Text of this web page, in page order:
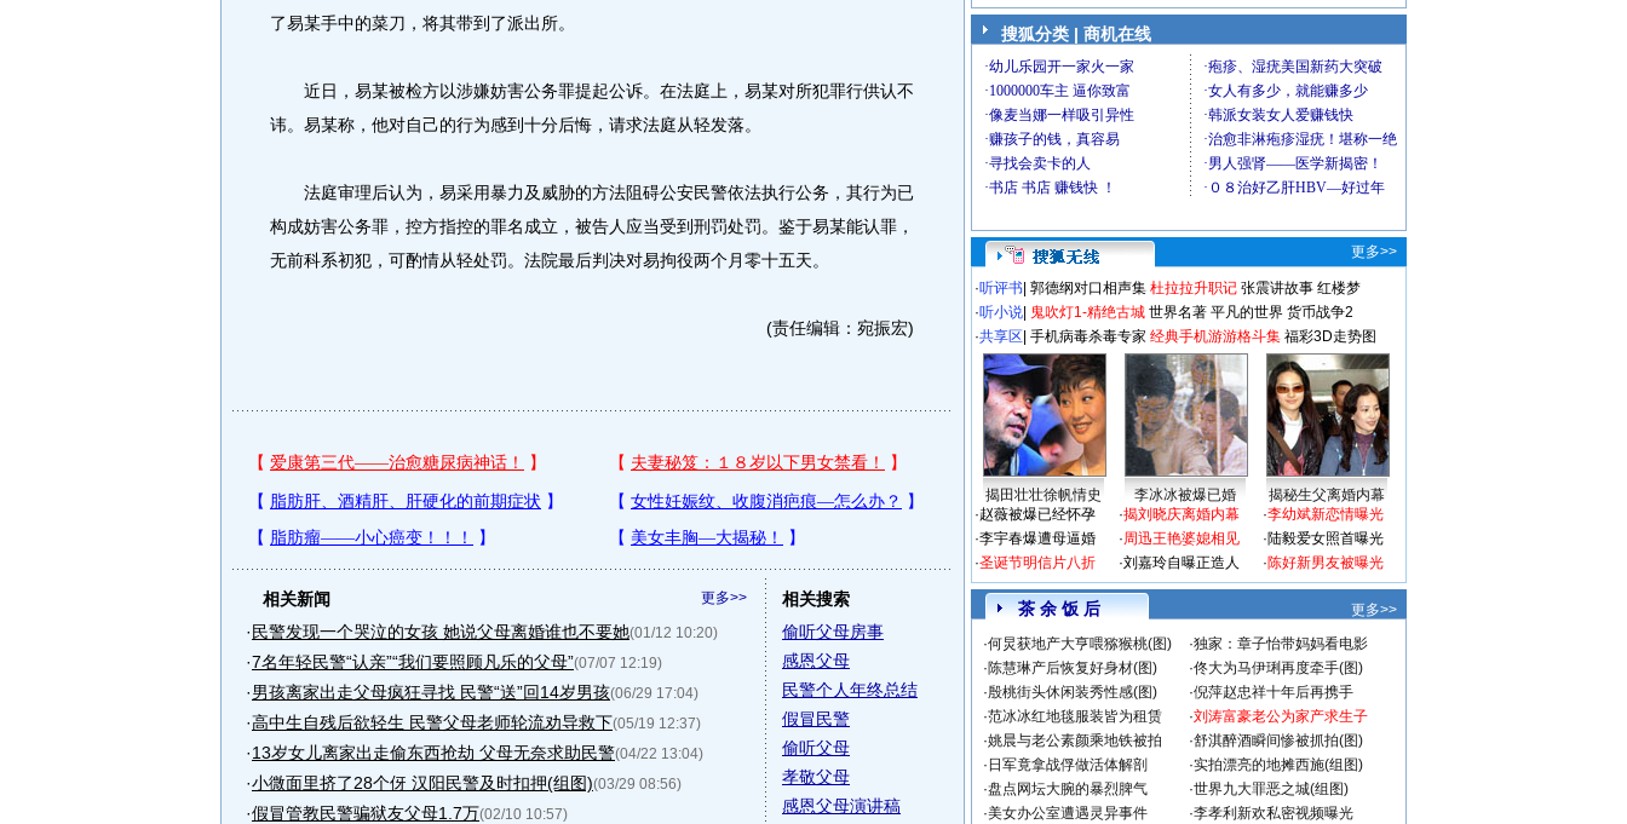
了易某手中的菜刀，将其带到了派出所。
近日，易某被检方以涉嫌妨害公务罪提起公诉。在法庭上，易某对所犯罪行供认不
讳。易某称，他对自己的行为感到十分后悔，请求法庭从轻发落。
法庭审理后认为，易采用暴力及威胁的方法阻碍公安民警依法执行公务，其行为已
构成妨害公务罪，控方指控的罪名成立，被告人应当受到刑罚处罚。鉴于易某能认罪，
无前科系初犯，可酌情从轻处罚。法院最后判决对易拘役两个月零十五天。
(责任编辑：宛振宏)
更多>>
相关新闻
· 民警发现一个哭泣的女孩 她说父母离婚谁也不要她(01/12 10:20)
·7名年轻民警“认亲”“我们要照顾凡乐的父母”(07/07 12:19)
·男孩离家出走父母疯狂寻找 民警“送”回14岁男孩(06/29 17:04)
·高中生自残后欲轻生 民警父母老师轮流劝导救下(05/19 12:37)
·13岁女儿离家出走偷东西抢劫 父母无奈求助民警(04/22 13:04)
·小微面里挤了28个伢 汉阳民警及时扣押(组图)(03/29 08:56)
·假冒管教民警骗狱友父母1.7万(02/10 10:57)
相关搜索
偷听父母房事
感恩父母
民警个人年终总结
假冒民警
偷听父母
孝敬父母
感恩父母演讲稿
搜狐分类 | 商机在线
更多>>
·听评书 郭德纲对口相声集 杜拉拉升职记 张震讲故事 红楼梦
·听小说 鬼吹灯1-精绝古城 世界名著 平凡的世界 货币战争2
·共享区 手机病毒杀毒专家 经典手机游游格斗集 福彩3D走势图
揭田壮壮徐帆情史 李冰冰被爆已婚
揭秘生父离婚内幕
·赵薇被爆已经怀孕
·李宇春爆遭母逼婚
·圣诞节明信片八折
·揭刘晓庆离婚内幕
·周迅王艳婆媳相见
·刘嘉玲自曝正造人
·李幼斌新恋情曝光
·陆毅爱女照首曝光
·陈好新男友被曝光
茶 余 饭 后
更多>>
·何炅获地产大亨喂猕猴桃(图) ·独家：章子怡带妈妈看电影
·陈慧琳产后恢复好身材(图) ·佟大为马伊琍再度牵手(图)
·殷桃街头休闲装秀性感(图) ·倪萍赵忠祥十年后再携手
·范冰冰红地毯服装皆为租赁 ·刘涛富豪老公为家产求生子
·姚晨与老公素颜乘地铁被拍 ·舒淇醉酒瞬间惨被抓拍(图)
· 日军竟拿战俘做活体解剖 ·实拍漂亮的地摊西施(组图)
·盘点网坛大腕的暴烈脾气 ·世界九大罪恶之城(组图)
·美女办公室遭遇灵异事件 ·李孝利新欢私密视频曝光